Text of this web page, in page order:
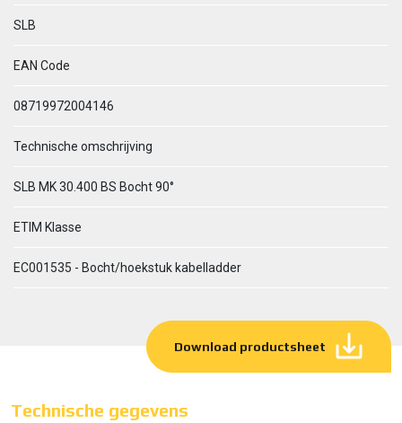
SLB
EAN Code
08719972004146
Technische omschrijving
SLB MK 30.400 BS Bocht 90°
ETIM Klasse
EC001535 - Bocht/hoekstuk kabelladder
Download productsheet
Technische gegevens